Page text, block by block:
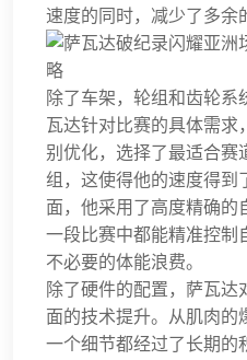
速度的同时，减少了多余
除了车架，轮组和齿轮
瓦达针对比赛的具体需求
别优化，选择了最适合赛
组，这使得他的速度得到
面，他采用了高度精确的
一段比赛中都能精准控制
不必要的体能浪费。
除了硬件的配置，萨瓦
面的技术提升。从肌肉的
一个细节都经过了长期的